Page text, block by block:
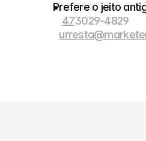
Prefere o jeito
473029-4829